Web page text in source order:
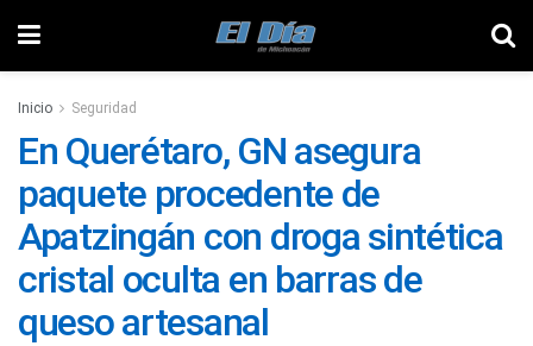
Inicio Seguridad
En Querétaro, GN asegura
paquete procedente de
Apatzingán con droga sintética
cristal oculta en barras de
queso artesanal